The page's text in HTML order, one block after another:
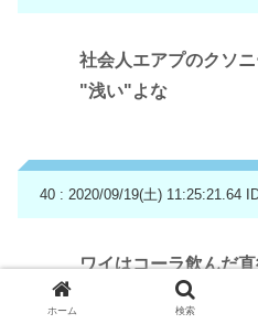
社会人エアプのクソ
"浅い"よな
40 : 2020/09/19(土) 11:25:21.64
ワイはコーラ飲んだ
そうになるの困るか
ホーム 検索